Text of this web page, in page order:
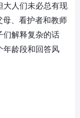
大人们未必总有现
、看护者和教师
们解释复杂的话
年龄段和回答风